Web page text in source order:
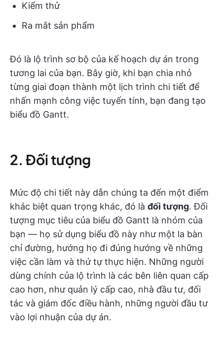
Kiểm thử
Ra mắt sản phẩm
Đó là lộ trình sơ bộ của kế hoạch dự án trong
tương lai của bạn. Bây giờ, khi bạn chia nhỏ
từng giai đoạn thành một lịch trình chi tiết để
nhấn mạnh công việc tuyến tính, bạn đang tạo
biểu đồ Gantt.
2. Đối tượng
Mức độ chi tiết này dẫn chúng ta đến một điểm
khác biệt quan trọng khác, đó là đối tượng. Đối
tượng mục tiêu của biểu đồ Gantt là nhóm của
bạn — họ sử dụng biểu đồ này như một la bàn
chỉ đường, hướng họ đi đúng hướng về những
việc cần làm và thứ tự thực hiện. Những người
dùng chính của lộ trình là các bên liên quan cấp
cao hơn, như quản lý cấp cao, nhà đầu tư, đối
tác và giám đốc điều hành, những người đầu tư
vào lợi nhuận của dự án.